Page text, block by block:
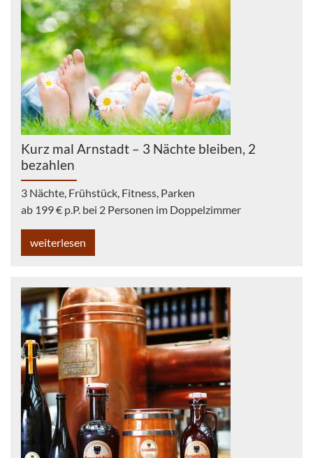
Kurz mal Arnstadt – 3 Nächte bleiben, 2
bezahlen
3 Nächte, Frühstück, Fitness, Parken
ab 199 € p.P. bei 2 Personen im Doppelzimmer
weiterlesen